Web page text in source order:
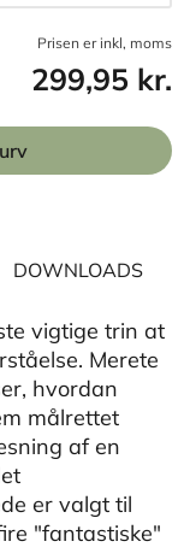
Prisen er inkl, moms
299,95 kr.
DOWNLOADS
vigtige trin at
Merete
hvordan
målrettet
af en
er valgt til
"fantastiske"